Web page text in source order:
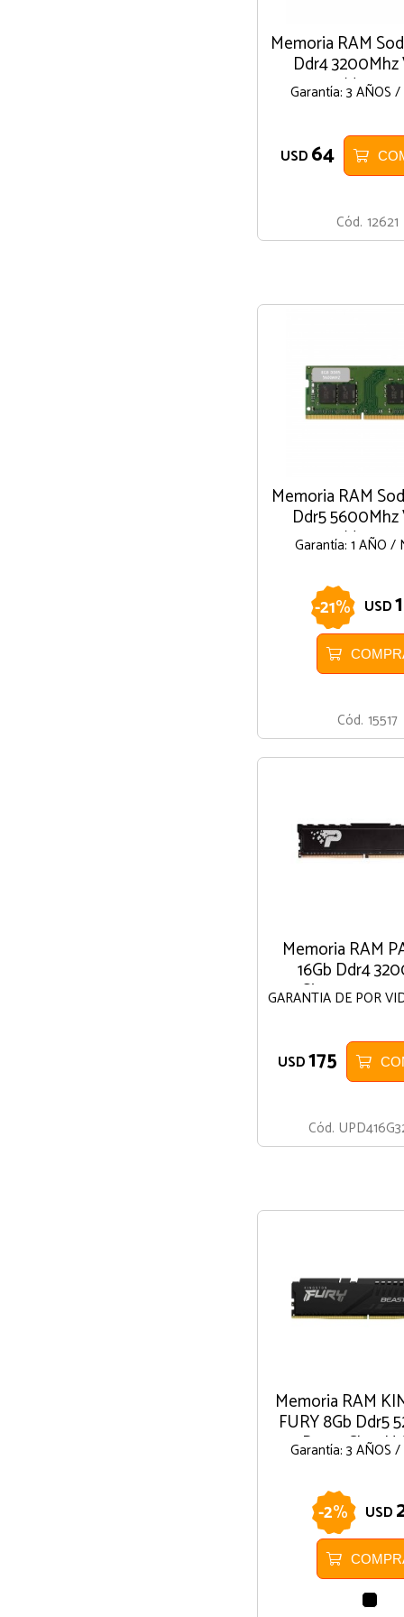
Memoria RAM
Ddr4 3200Mhz
Marcas
Garantía: 3 AÑOS /
USD 64
Cód. 12621
Memoria RAM
Ddr5 5600Mhz
Marcas
Garantía: 1 AÑO /
-21% USD
Cód. 15517
Memoria RAM
16Gb Ddr4
Signature 1.2v
GARANTIA DE POR
USD175
Cód.
Memoria RAM
FURY 8Gb Ddr5
Beast Cl40
Garantía: 3 AÑOS /
-2% USD